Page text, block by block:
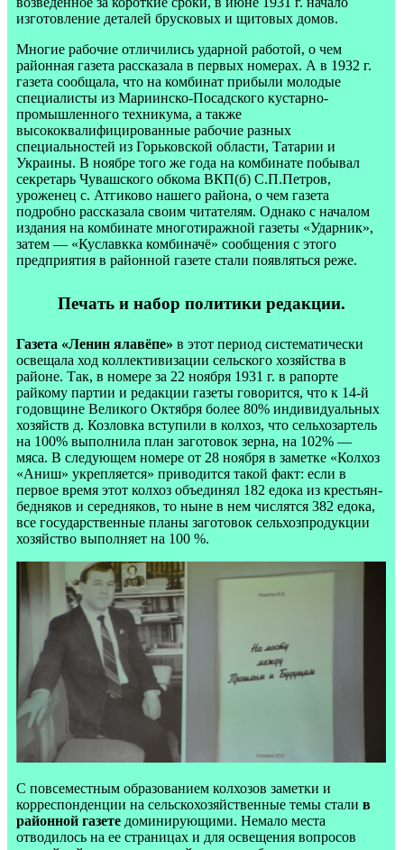
изготовление деталей брусковых и щитовых домов.
Многие рабочие отличились ударной работой, о чем
районная газета рассказала в первых номерах. А в 1932 г.
газета сообщала, что на комбинат прибыли молодые
специалисты из Мариинско-Посадского кустарно-
промышленного техникума, а также
высококвалифицированные рабочие разных
специальностей из Горьковской области, Татарии и
Украины. В ноябре того же года на комбинате побывал
секретарь Чувашского обкома ВКП(б) С.П.Петров,
уроженец с. Атгиково нашего района, о чем газета
подробно рассказала своим читателям. Однако с началом
издания на комбинате многотиражной газеты «Ударник»,
затем — «Куславкка комбиначё» сообщения с этого
предприятия в районной газете стали появляться реже.
Печать и набор политики редакции.
Газета «Ленин ялавёпе» в этот период систематически
освещала ход коллективизации сельского хозяйства в
районе. Так, в номере за 22 ноября 1931 г. в рапорте
райкому партии и редакции газеты говорится, что к 14-й
годовщине Великого Октября более 80% индивидуальных
хозяйств д. Козловка вступили в колхоз, что сельхозартель
на 100% выполнила план заготовок зерна, на 102% —
мяса. В следующем номере от 28 ноября в заметке «Колхоз
«Аниш» укрепляется» приводится такой факт: если в
первое время этот колхоз объединял 182 едока из крестьян-
бедняков и середняков, то ныне в нем числятся 382 едока,
все государственные планы заготовок сельхозпродукции
хозяйство выполняет на 100 %.
С повсеместным образованием колхозов заметки и
корреспонденции на сельскохозяйственные темы стали в
районной газете доминирующими. Немало места
отводилось на ее страницах и для освещения вопросов